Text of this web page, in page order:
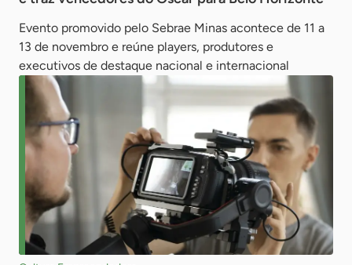
Evento promovido pelo Sebrae Minas acontece de 11 a
13 de novembro e reúne players, produtores e
executivos de destaque nacional e internacional